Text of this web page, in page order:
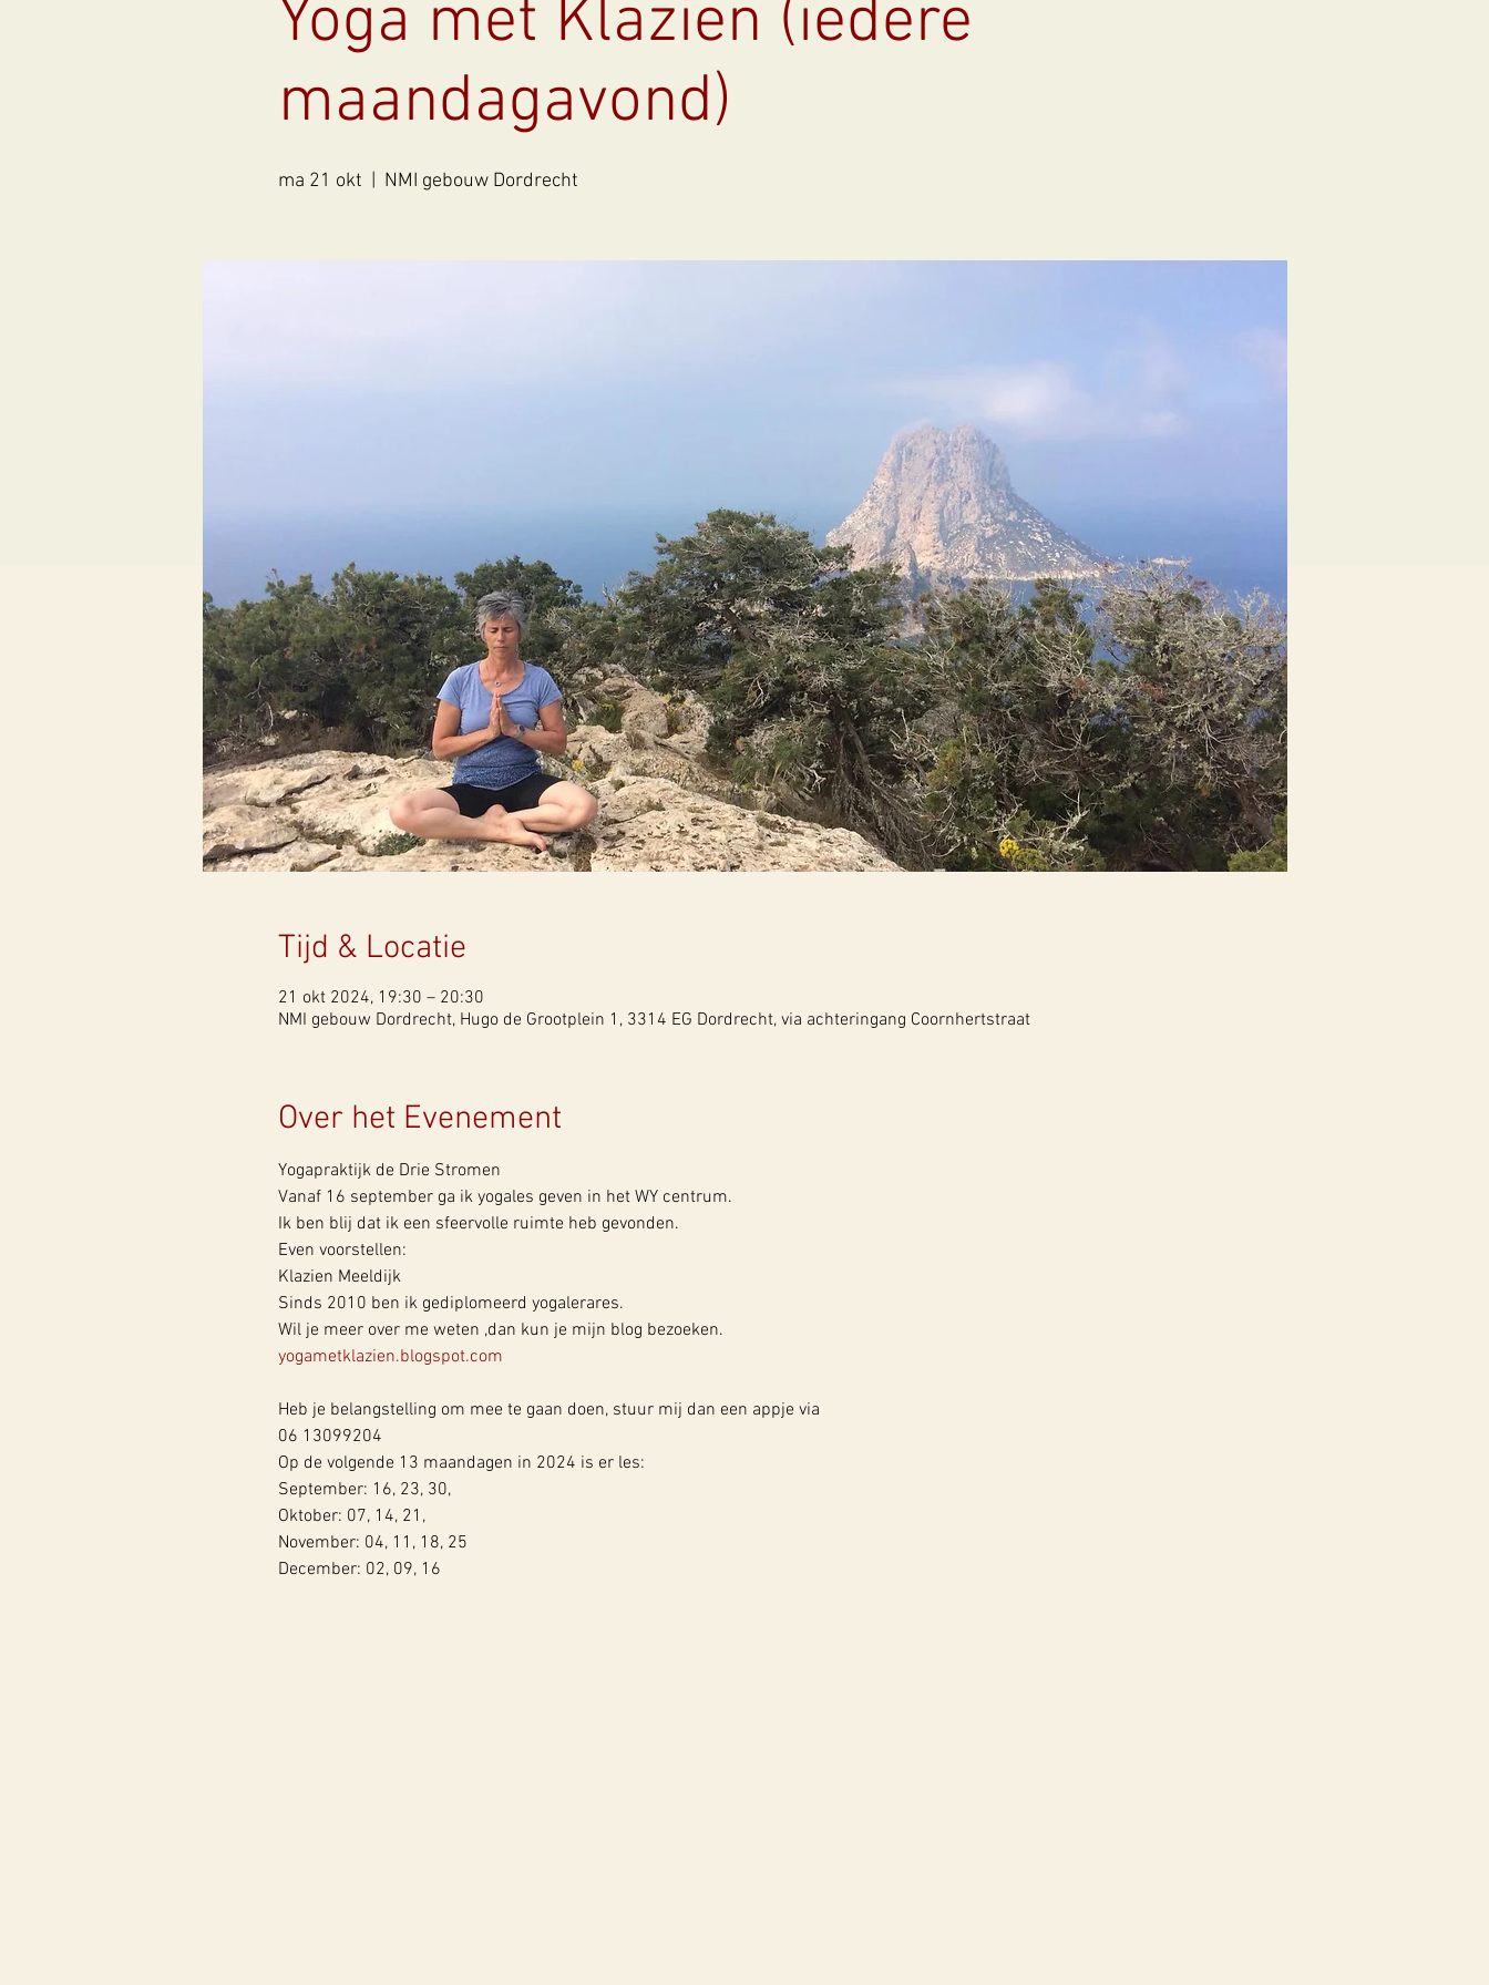
Yoga met Klazien (iedere
maandagavond)
ma 21 okt NMI gebouw Dordrecht
Tijd & Locatie
21 okt 2024, 19:30 – 20:30
NMI gebouw Dordrecht, Hugo de Grootplein 1, 3314 EG Dordrecht, via achteringang Coornhertstraat
Over het Evenement
Yogapraktijk de Drie Stromen
Vanaf 16 september ga ik yogales geven in het WY centrum.
Ik ben blij dat ik een sfeervolle ruimte heb gevonden.
Even voorstellen:
Klazien Meeldijk
Sinds 2010 ben ik gediplomeerd yogalerares.
yogametklazien.blogspot.com
Heb je belangstelling om mee te gaan doen, stuur mij dan een appje via
06 13099204
Op de volgende 13 maandagen in 2024 is er les:
September: 16, 23, 30,
Oktober: 07, 14, 21,
November: 04, 11, 18, 25
December: 02, 09, 16